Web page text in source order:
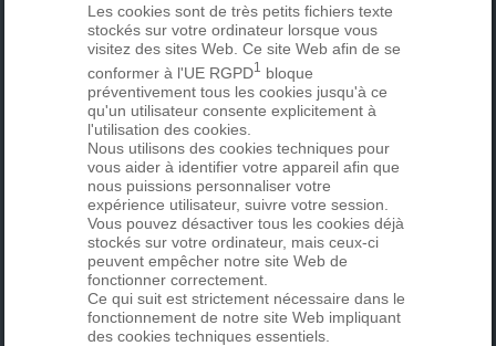
Les cookies sont de très petits fichiers texte
stockés sur votre ordinateur lorsque vous
visitez des sites Web. Ce site Web afin de se
conformer à l'UE RGPD1 bloque
préventivement tous les cookies jusqu'à ce
qu'un utilisateur consente explicitement à
l'utilisation des cookies.
Nous utilisons des cookies techniques pour
vous aider à identifier votre appareil afin que
nous puissions personnaliser votre
expérience utilisateur, suivre votre session.
Vous pouvez désactiver tous les cookies déjà
stockés sur votre ordinateur, mais ceux-ci
peuvent empêcher notre site Web de
fonctionner correctement.
Ce qui suit est strictement nécessaire dans le
fonctionnement de notre site Web impliquant
des cookies techniques essentiels.